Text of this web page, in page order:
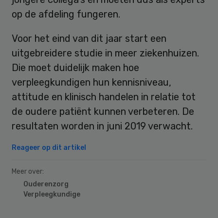
op de afdeling fungeren.
Voor het eind van dit jaar start een
uitgebreidere studie in meer ziekenhuizen.
Die moet duidelijk maken hoe
verpleegkundigen hun kennisniveau,
attitude en klinisch handelen in relatie tot
de oudere patiënt kunnen verbeteren. De
resultaten worden in juni 2019 verwacht.
Reageer op dit artikel
Meer over:
Ouderenzorg
Verpleegkundige